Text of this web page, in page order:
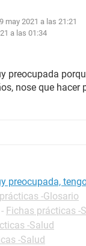
may 2021 a las 21:21
a las 01:34
preocupada
nose que
preocupada,
-Glosario
- Fichas prácticas -
-Salud
-Salud